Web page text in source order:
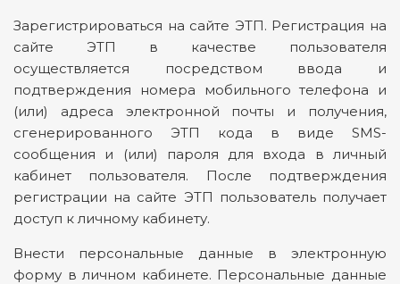
Зарегистрироваться на сайте ЭТП. Регистрация на
сайте ЭТП в качестве пользователя
осуществляется посредством ввода и
подтверждения номера мобильного телефона и
(или) адреса электронной почты и получения,
сгенерированного ЭТП кода в виде SMS-
сообщения и (или) пароля для входа в личный
кабинет пользователя. После подтверждения
регистрации на сайте ЭТП пользователь получает
доступ к личному кабинету.
Внести персональные данные в электронную
форму в личном кабинете. Персональные данные